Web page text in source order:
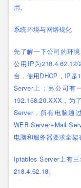
用。
系统环境与网络规化
先了解一下公司的环
公用IP为
台，使用DHCP，IP
Server上；另公司有
192.168.20.XXX，为
Server，所有电脑通
WEB Server+Mail
电脑和服务器要求全架
Iptables Server上有
218.4.62.18。